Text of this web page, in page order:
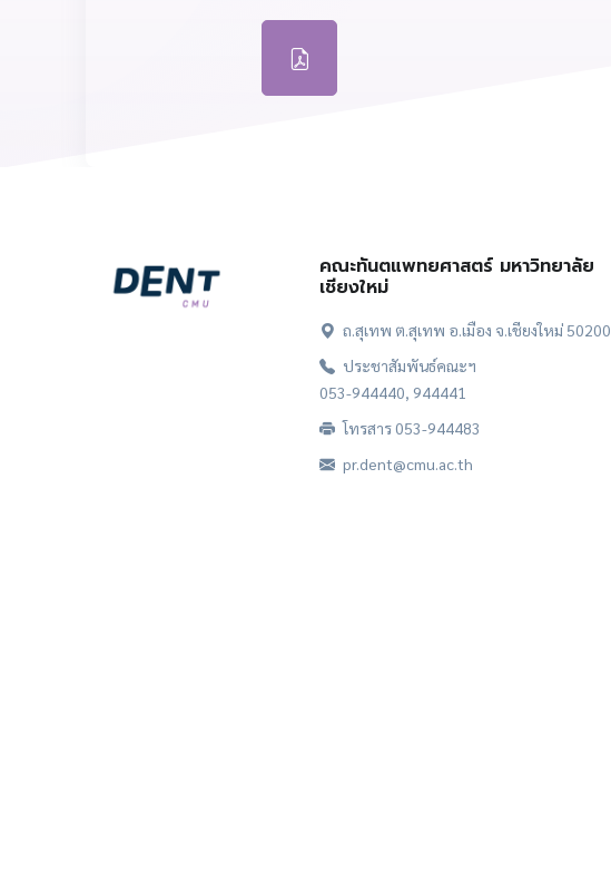
คณะทันตแพทยศาสตร์ มหาวิทยาลัย
เชียงใหม่
ถ.สุเทพ ต.สุเทพ อ.เมือง จ.เชียงใหม่ 50200
ประชาสัมพันธ์คณะฯ
053-944440, 944441
โทรสาร 053-944483
pr.dent@cmu.ac.th